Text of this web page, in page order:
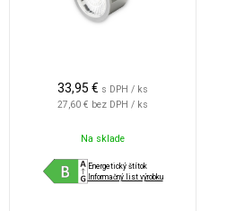
33,95 € s DPH / ks
27,60 € bez DPH / ks
Na sklade
Energetický štítok
Informačný list výrobku